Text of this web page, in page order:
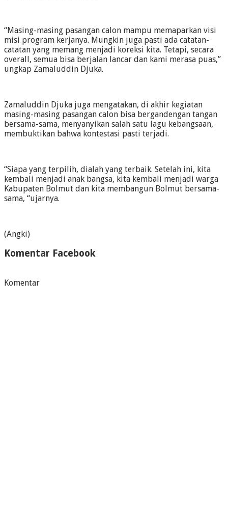
“Masing-masing pasangan calon mampu memaparkan visi
misi program kerjanya. Mungkin juga pasti ada catatan-
catatan yang memang menjadi koreksi kita. Tetapi, secara
overall, semua bisa berjalan lancar dan kami merasa puas,”
ungkap Zamaluddin Djuka.
Zamaluddin Djuka juga mengatakan, di akhir kegiatan
masing-masing pasangan calon bisa bergandengan tangan
bersama-sama, menyanyikan salah satu lagu kebangsaan,
membuktikan bahwa kontestasi pasti terjadi.
“Siapa yang terpilih, dialah yang terbaik. Setelah ini, kita
kembali menjadi anak bangsa, kita kembali menjadi warga
Kabupaten Bolmut dan kita membangun Bolmut bersama-
sama, “ujarnya.
(Angki)
Komentar Facebook
Komentar